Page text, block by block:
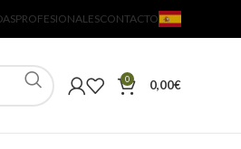
PROFESIONALESCONTACTO
0 0,00€